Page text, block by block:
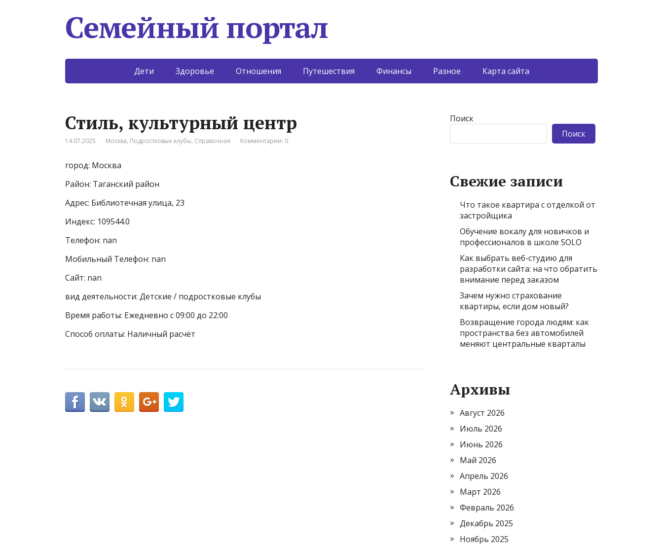
Семейный портал
Дети Здоровье Отношения Путешествия Финансы Разное Карта сайта
Стиль, культурный центр
14.07.2025 Москва, Подростковые клубы, Справочная Комментарии: 0
город: Москва
Район: Таганский район
Адрес: Библиотечная улица, 23
Индекс: 109544.0
Телефон: nan
Мобильный Телефон: nan
Сайт: nan
вид деятельности: Детские / подростковые клубы
Время работы: Ежедневно с 09:00 до 22:00
Способ оплаты: Наличный расчёт
Поиск
Поиск
Свежие записи
Что такое квартира с отделкой от
застройщика
Обучение вокалу для новичков и
профессионалов в школе SOLO
Как выбрать веб-студию для
разработки сайта: на что обратить
внимание перед заказом
Зачем нужно страхование
квартиры, если дом новый?
Возвращение города людям: как
пространства без автомобилей
меняют центральные кварталы
Архивы
Август 2026
Июль 2026
Июнь 2026
Май 2026
Апрель 2026
Март 2026
Февраль 2026
Декабрь 2025
Ноябрь 2025